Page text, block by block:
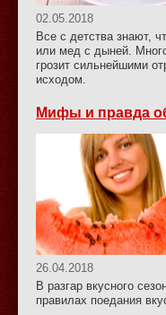
02.05.2018
Все с детства знают,
или мед с дыней.
грозит сильнейшими
исходом.
Мифы и правда
26.04.2018
В разгар вкусного
правилах поедания